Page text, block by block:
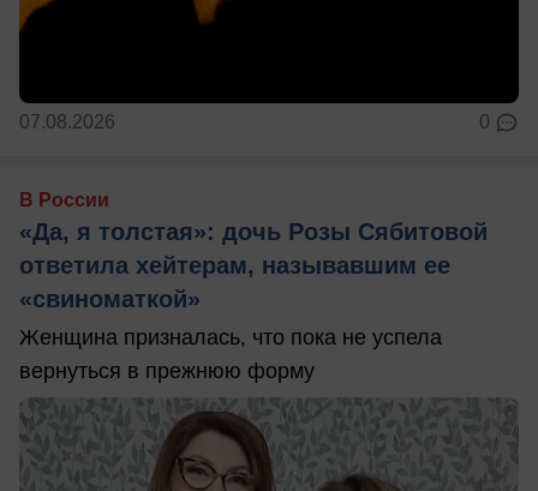
07.08.2026 0
В России
«Да, я толстая»: дочь Розы Сябитовой
ответила хейтерам, называвшим ее
«свиноматкой»
Женщина призналась, что пока не успела
вернуться в прежнюю форму